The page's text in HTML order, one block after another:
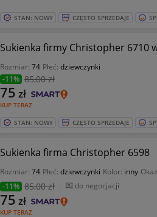
STAN: NOWY CZĘSTO SPRZEDAJE
Sukienka firmy Christopher 6710
Rozmiar: 74 Płeć: dziewczynki
-11% 85,00 zł
KUP TERAZ
75 zł
STAN: NOWY CZĘSTO SPRZEDAJE
Sukienka firma Christopher 6598
Rozmiar: 74 Płeć: dziewczynki Kolor: inny
-11% 85,00 zł do negocjacji
KUP TERAZ
75 zł